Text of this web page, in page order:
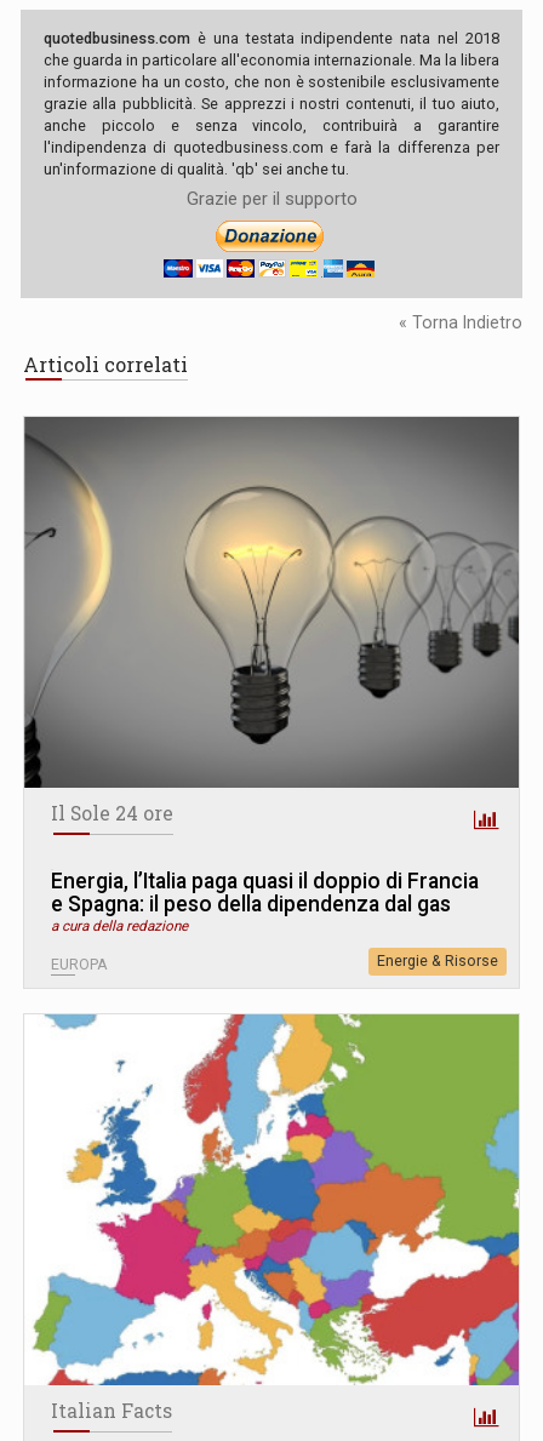
quotedbusiness.com è una testata indipendente nata nel 2018
che guarda in particolare all'economia internazionale. Ma la libera
informazione ha un costo, che non è sostenibile esclusivamente
grazie alla pubblicità. Se apprezzi i nostri contenuti, il tuo aiuto,
anche piccolo e senza vincolo, contribuirà a garantire
l'indipendenza di quotedbusiness.com e farà la differenza per
un'informazione di qualità. 'qb' sei anche tu.
Grazie per il supporto
« Torna Indietro
Articoli correlati
Il Sole 24 ore
Energia, l’Italia paga quasi il doppio di Francia
e Spagna: il peso della dipendenza dal gas
a cura della redazione
EUROPA Energie & Risorse
Italian Facts